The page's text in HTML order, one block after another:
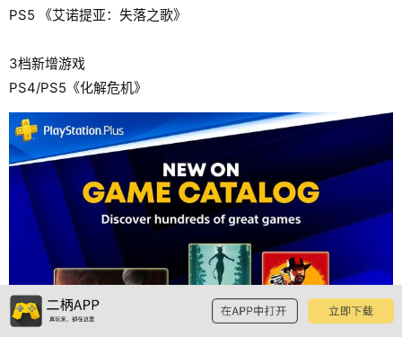
PS5 《艾诺提亚：失落之歌》
3档新增游戏
PS4/PS5《化解危机》